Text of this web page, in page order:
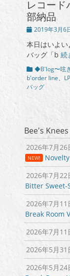
レコード
部納品
投
日
2019年3月6
本日はいよ
バッグ「b 続
カ
テ
ゴ
◆B'log〜呟
b'order line、 LP
バッグ
Bee's
2026年7月26
NEW!
2026年7月22
Bitter Sweet-
2026年7月11
Break Room
2026年7月11
2026年5月31
2026年5月24